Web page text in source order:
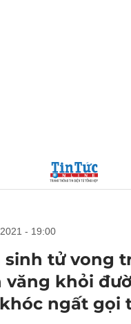
- 19:00
sinh tử vong
văng khỏi
ngất gọi